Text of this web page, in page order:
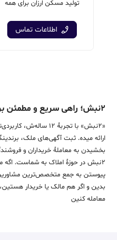
تولید مسکن ارزان برای همه
اطلاعات تماس
۲نبش؛ راهی سریع و مطمئن برای خانه‌دار شدن
«2نبش» با تجربۀ 12
ارائه میده. ثبت آگهی‌های ملک،
بخشیدن به معاملۀ خریداران و
2نبش در حوزۀ املاک به شماست. اگه
پیوستن به جمع متخصص‌ترین
معامله‌ کنین